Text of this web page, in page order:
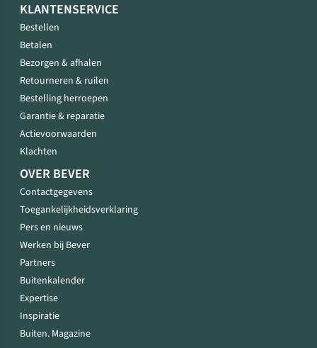
KLANTENSERVICE
Bestellen
Betalen
Bezorgen & afhalen
Retourneren & ruilen
Bestelling herroepen
Garantie & reparatie
Actievoorwaarden
Klachten
OVER BEVER
Contactgegevens
Toegankelijkheidsverklaring
Pers en nieuws
Werken bij Bever
Partners
Buitenkalender
Expertise
Inspiratie
Buiten. Magazine